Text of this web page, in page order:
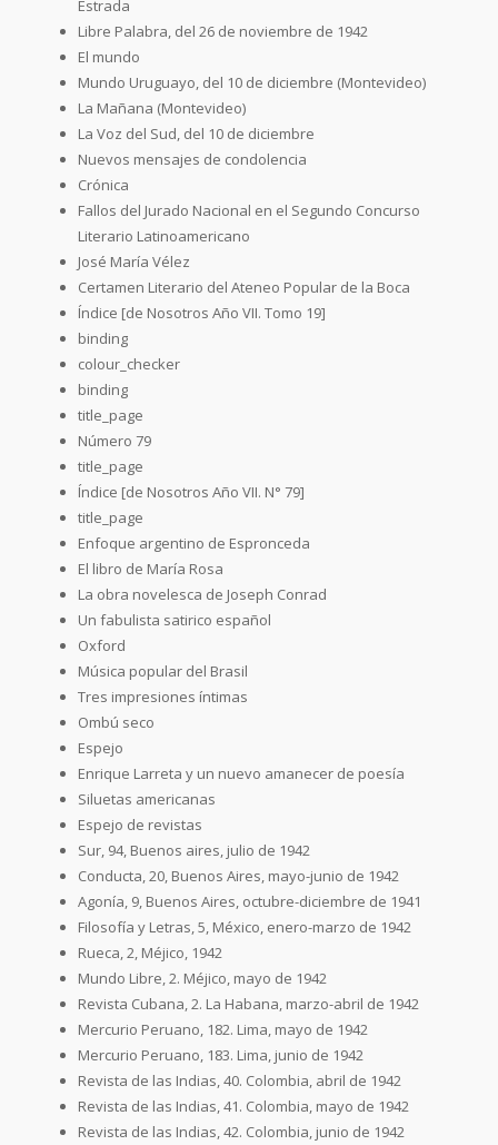
Estrada
Libre Palabra, del 26 de noviembre de 1942
El mundo
Mundo Uruguayo, del 10 de diciembre (Montevideo)
La Mañana (Montevideo)
La Voz del Sud, del 10 de diciembre
Nuevos mensajes de condolencia
Crónica
Fallos del Jurado Nacional en el Segundo Concurso
Literario Latinoamericano
José María Vélez
Certamen Literario del Ateneo Popular de la Boca
Índice [de Nosotros Año VII. Tomo 19]
binding
colour_checker
binding
title_page
Número 79
title_page
Índice [de Nosotros Año VII. N° 79]
title_page
Enfoque argentino de Espronceda
El libro de María Rosa
La obra novelesca de Joseph Conrad
Un fabulista satirico español
Oxford
Música popular del Brasil
Tres impresiones íntimas
Ombú seco
Espejo
Enrique Larreta y un nuevo amanecer de poesía
Siluetas americanas
Espejo de revistas
Sur, 94, Buenos aires, julio de 1942
Conducta, 20, Buenos Aires, mayo-junio de 1942
Agonía, 9, Buenos Aires, octubre-diciembre de 1941
Filosofía y Letras, 5, México, enero-marzo de 1942
Rueca, 2, Méjico, 1942
Mundo Libre, 2. Méjico, mayo de 1942
Revista Cubana, 2. La Habana, marzo-abril de 1942
Mercurio Peruano, 182. Lima, mayo de 1942
Mercurio Peruano, 183. Lima, junio de 1942
Revista de las Indias, 40. Colombia, abril de 1942
Revista de las Indias, 41. Colombia, mayo de 1942
Revista de las Indias, 42. Colombia, junio de 1942